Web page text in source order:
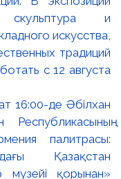
16:00-де Әбілхан
палитрасы:
Қазақстан
музейі қорынан»